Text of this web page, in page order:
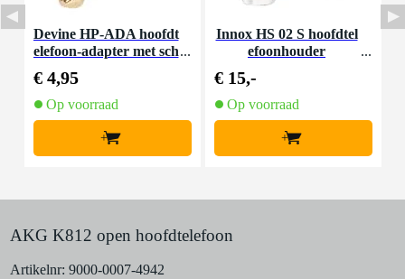
Devine HP-ADA hoofdt
elefoon-adapter met sch
€ 4,95
Op voorraad
+
Innox HS 02 S hoofdtel
efoonhouder
€ 15,-
Op voorraad
+
AKG K812 open hoofdtelefoon
Artikelnr: 9000-0007-4942